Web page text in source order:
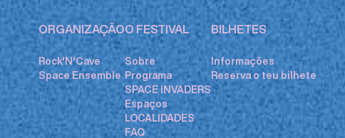
ORGANIZAÇÃO
Rock'N'Cave
Space Ensemble
O FESTIVAL
Sobre
Programa
SPACE INVADERS
Espaços
LOCALIDADES
FAQ
BILHETES
Informações
Reserva o teu bilhete